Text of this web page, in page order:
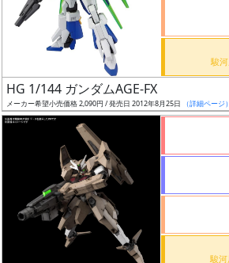
開
始
抽
選
中
活
HG 1/144 ガンダムAGE-FX
メーカー希望小売価格 2,090円 / 発売日 2012年8月25日 （詳細ページ）